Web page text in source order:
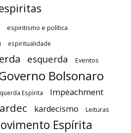
espiritismo e política
espiritualidade
esquerda Eventos
Bolsonaro
Espírita Impeachment
kardecismo Leituras
Espírita